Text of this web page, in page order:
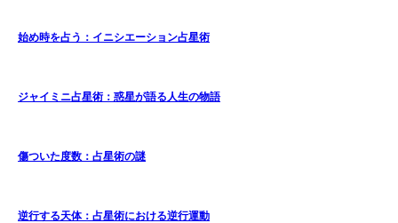
始め時を占う：イニシエーション占星術
ジャイミニ占星術：惑星が語る人生の物語
傷ついた度数：占星術の謎
逆行する天体：占星術における逆行運動